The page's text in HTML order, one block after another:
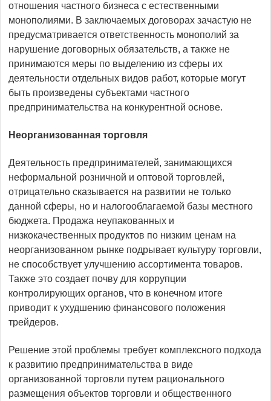
отношения частного бизнеса с естественными
монополиями. В заключаемых договорах зачастую не
предусматривается ответственность монополий за
нарушение договорных обязательств, а также не
принимаются меры по выделению из сферы их
деятельности отдельных видов работ, которые могут
быть произведены субъектами частного
предпринимательства на конкурентной основе.
Неорганизованная торговля
Деятельность предпринимателей, занимающихся
неформальной розничной и оптовой торговлей,
отрицательно сказывается на развитии не только
данной сферы, но и налогооблагаемой базы местного
бюджета. Продажа неупакованных и
низкокачественных продуктов по низким ценам на
неорганизованном рынке подрывает культуру торговли,
не способствует улучшению ассортимента товаров.
Также это создает почву для коррупции
контролирующих органов, что в конечном итоге
приводит к ухудшению финансового положения
трейдеров.
Решение этой проблемы требует комплексного подхода
к развитию предпринимательства в виде
организованной торговли путем рационального
размещения объектов торговли и общественного